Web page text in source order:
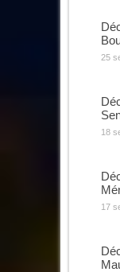
25
18
17